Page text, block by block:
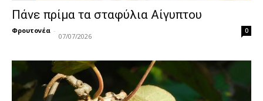
Πάνε πρίμα τα σταφύλια Αίγυπτου
Φρουτονέα -
07/07/2026
0